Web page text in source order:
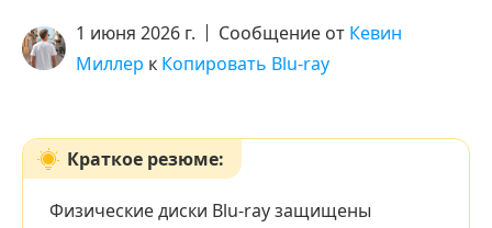
1 июня 2026 г. Сообщение от Кевин
Миллер к Копировать Blu-ray
Краткое резюме:
Физические диски Blu-ray защищены